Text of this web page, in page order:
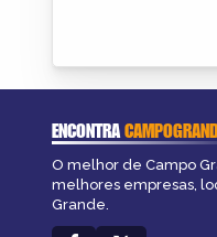
ENCONTRA
O melhor de Campo
melhores empresas,
Grande.